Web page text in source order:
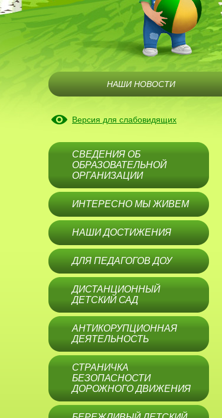
Версия для слабовидящих
СВЕДЕНИЯ ОБ
ОБРАЗОВАТЕЛЬНОЙ
ОРГАНИЗАЦИИ
ИНТЕРЕСНО МЫ ЖИВЕМ
НАШИ ДОСТИЖЕНИЯ
ДЛЯ ПЕДАГОГОВ ДОУ
ДИСТАНЦИОННЫЙ
ДЕТСКИЙ САД
АНТИКОРУПЦИОННАЯ
ДЕЯТЕЛЬНОСТЬ
СТРАНИЧКА
БЕЗОПАСНОСТИ
ДОРОЖНОГО ДВИЖЕНИЯ
НАШИ НОВОСТИ